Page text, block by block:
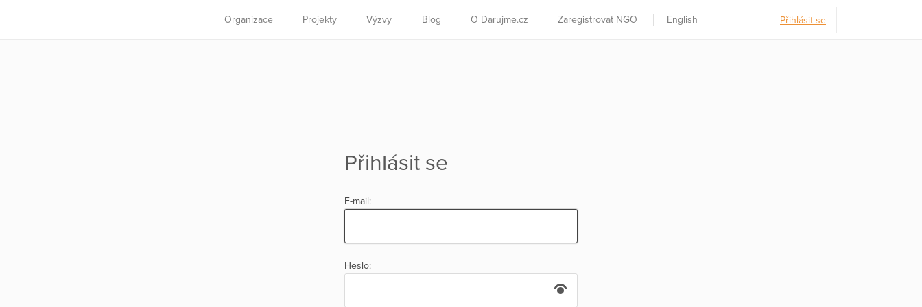
Organizace Projekty Výzvy Blog O Darujme.cz Zaregistrovat NGO English Přihlásit se
Přihlásit se
E-mail:
Heslo: